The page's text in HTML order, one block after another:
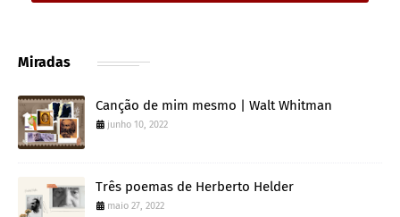
Miradas
Canção de mim mesmo | Walt Whitman
junho 10, 2022
Três poemas de Herberto Helder
maio 27, 2022